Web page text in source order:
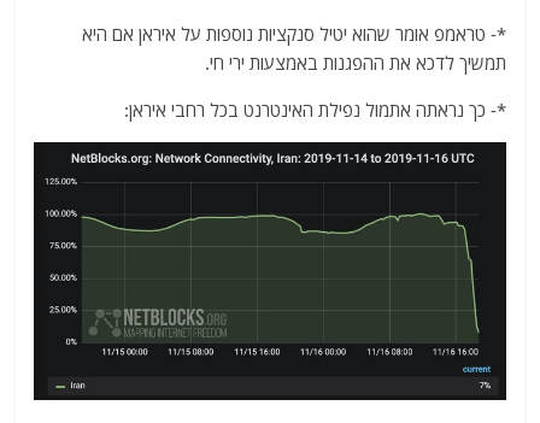
*- טראמפ אומר שהוא יטיל סנקציות נוספות על איראן אם היא
תמשיך לדכא את ההפגנות באמצעות ירי חי.
*- כך נראתה אתמול נפילת האינטרנט בכל רחבי איראן: